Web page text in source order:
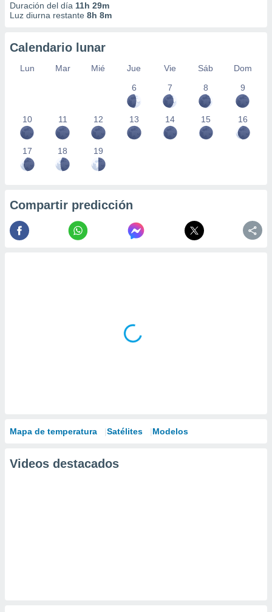
Duración del día 11h 29m
Luz diurna restante 8h 8m
Calendario lunar
Lun Mar Mié Jue Vie Sáb
Dom
6
7 8 9
10 11 12 13 14 15 16
17 18 19
Compartir predicción
Mapa de temperatura Satélites Modelos
Videos destacados